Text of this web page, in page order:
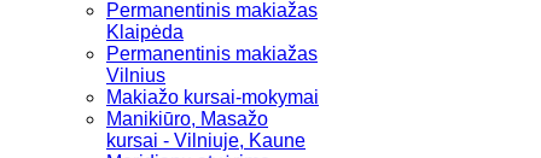
Permanentinis makiažas
Klaipėda
Permanentinis makiažas
Vilnius
Makiažo kursai-mokymai
Manikiūro, Masažo
kursai - Vilniuje, Kaune